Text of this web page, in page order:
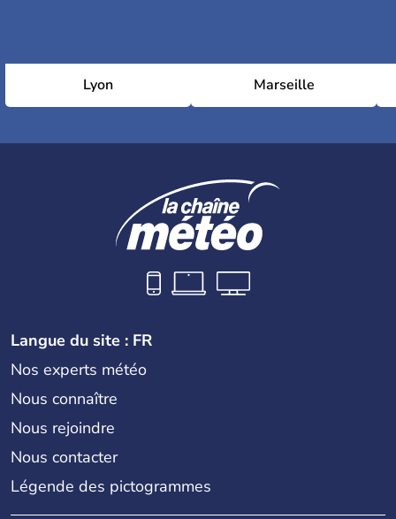
Lyon Marseille
Langue du site : FR
Nos experts météo
Nous connaître
Nous rejoindre
Nous contacter
Légende des pictogrammes